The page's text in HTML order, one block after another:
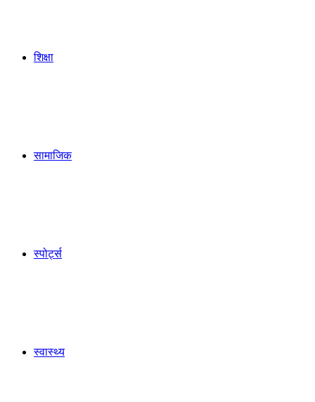
शिक्षा
सामाजिक
स्पोर्ट्स
स्वास्थ्य